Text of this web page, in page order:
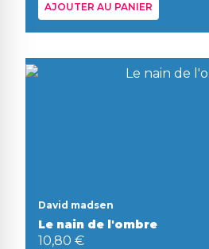
AJOUTER AU PANIER
David madsen
Le nain de l'ombre
10,80 €